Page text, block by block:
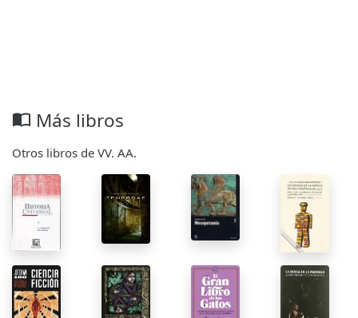
import_contacts Más libros
Otros libros de VV. AA.